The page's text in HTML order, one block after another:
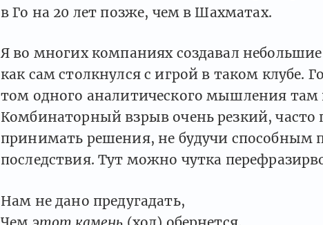
в Го на 20 лет позже, чем в Шахматах.
Я во многих компаниях создавал небольшие
как сам столкнулся с игрой в таком клубе.
том одного аналитического мышления там
Комбинаторный взрыв очень резкий, часто
принимать решения, не будучи способным
последствия. Тут можно чутка
Нам не дано предугадать,